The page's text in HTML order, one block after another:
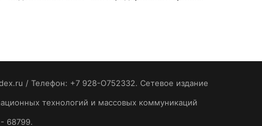
/ Телефон: +7 928-O752332. Сетевое издание
технологий и массовых коммуникаций
68799.